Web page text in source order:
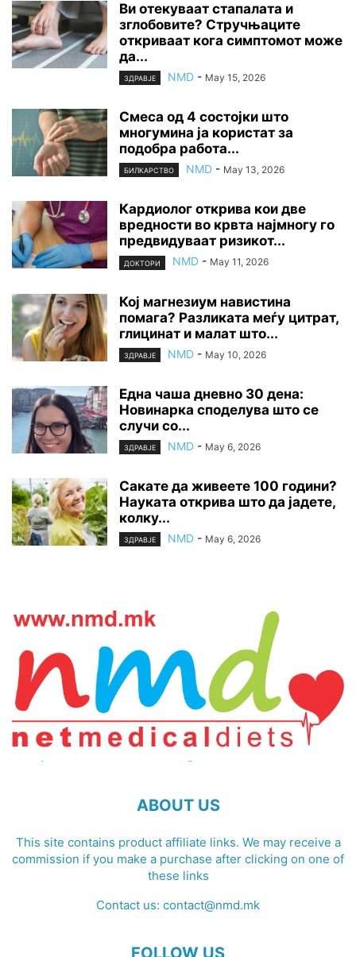
Ви отекуваат стапалата и
зглобовите? Стручњаците
откриваат кога симптомот може
да...
ЗДРАВЈЕ NMD - May 15, 2026
Смеса од 4 состојки што
многумина ја користат за
подобра работа...
БИЛКАРСТВО NMD - May 13, 2026
Кардиолог открива кои две
вредности во крвта најмногу го
предвидуваат ризикот...
ДОКТОРИ NMD - May 11, 2026
Кој магнезиум навистина
помага? Разликата меѓу цитрат,
глицинат и малат што...
ЗДРАВЈЕ NMD - May 10, 2026
Една чаша дневно 30 дена:
Новинарка споделува што се
случи со...
ЗДРАВЈЕ NMD - May 6, 2026
Сакате да живеете 100 години?
Науката открива што да јадете,
колку...
ЗДРАВЈЕ NMD - May 6, 2026
ABOUT US
This site contains product affiliate links. We may receive a
commission if you make a purchase after clicking on one of
these links
Contact us: contact@nmd.mk
FOLLOW US